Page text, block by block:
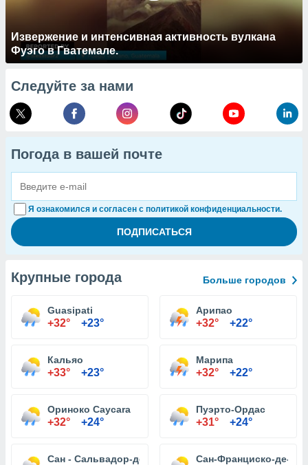
Извержение и интенсивная активность вулкана
Фуэго в Гватемале.
Следуйте за нами
Погода в вашей почте
Я ознакомился и согласен с политикой конфиденциальности.
Крупные города Больше городов
Guasipati
+32° +23°
Арипао
+32° +22°
Кальяо
+33° +23°
Марипа
+32° +22°
Ориноко Caycara
+32° +24°
Пуэрто-Ордас
+31° +24°
Сан - Сальвадор-де-Поль Сан-Франциско-де-ла-